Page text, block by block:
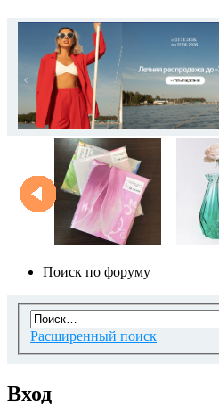
Поиск по форуму
Расширенный поиск
Вход